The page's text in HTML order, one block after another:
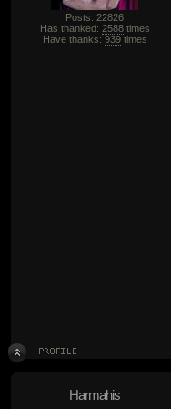
Posts: 22826
Has thanked: 2588times
Have thanks: 939times
Harmahis